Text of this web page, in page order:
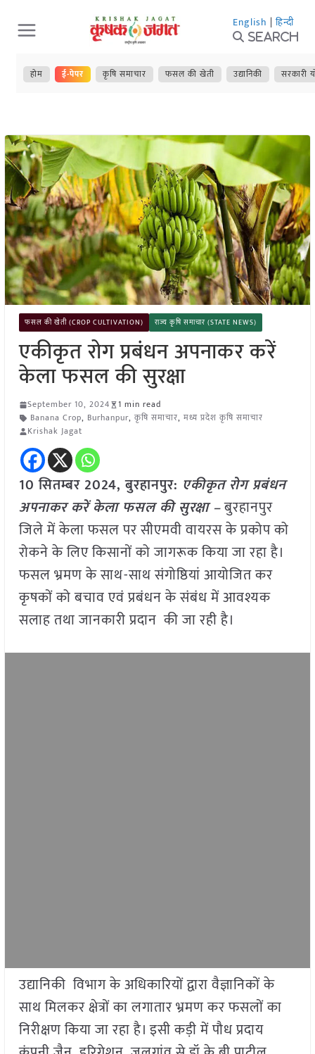
Skip
to
content
English | हिन्दी
Search
होम ई-पेपर कृषि समाचार फसल की खेती उद्यानिकी सरकारी
फसल की खेती (CROP CULTIVATION) राज्य कृषि समाचार (STATE NEWS)
एकीकृत रोग प्रबंधन अपनाकर करें
केला फसल की सुरक्षा
September 10, 2024
1 min read
Banana Crop, Burhanpur, कृषि समाचार, मध्य प्रदेश कृषि समाचार
Krishak Jagat
10 सितम्बर 2024, बुरहानपुर: एकीकृत रोग प्रबंधन
अपनाकर करें केला फसल की सुरक्षा –बुरहानपुर
जिले में केला फसल पर सीएमवी वायरस के प्रकोप को
रोकने के लिए किसानों को जागरूक किया जा रहा है।
फसल भ्रमण के साथ-साथ संगोष्ठियां आयोजित कर
कृषकों को बचाव एवं प्रबंधन के संबंध में आवश्यक
सलाह तथा जानकारी प्रदान की जा रही है।
उद्यानिकी विभाग के अधिकारियों द्वारा वैज्ञानिकों के
साथ मिलकर क्षेत्रों का लगातार भ्रमण कर फसलों का
निरीक्षण किया जा रहा है। इसी कड़ी में पौध प्रदाय